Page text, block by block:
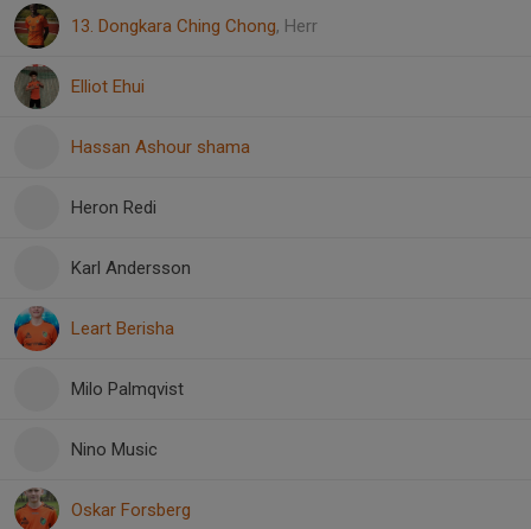
13. Dongkara Ching Chong, Herr
Elliot Ehui
Hassan Ashour shama
Heron Redi
Karl Andersson
Leart Berisha
Milo Palmqvist
Nino Music
Oskar Forsberg